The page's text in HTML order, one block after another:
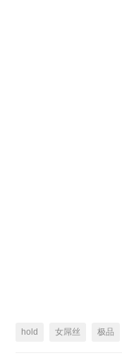
hold 女屌丝 极品